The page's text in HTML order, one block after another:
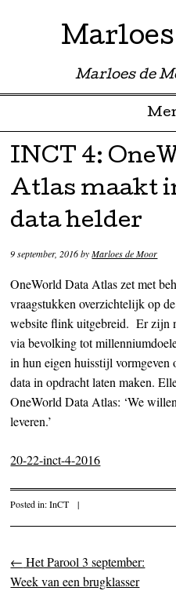
Marloes de
Skip to content
INCT 4:
Atlas maakt
data helder
9 september, 2016byMarloes de Moor
OneWorld Data Atlas zet met
vraagstukken overzichtelijk op
website flink uitgebreid. Er zijn
via bevolking tot
in hun eigen huisstijl vormgeven
data in opdracht laten maken.
OneWorld Data Atlas: ‘We
leveren.’
20-22-inct-4-2016
Posted in:InCT |
Post
← Het Parool 3 september:
Week van een brugklasser